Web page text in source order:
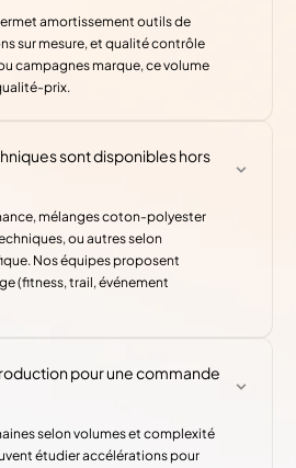
amortissement outils de
sur mesure, et qualité contrôle
campagnes marque, ce volume
prix.
sont disponibles hors
mélanges coton-polyester
ou autres selon
Nos équipes proposent
(fitness, trail, événement
pour une commande
selon volumes et complexité
étudier accélérations pour